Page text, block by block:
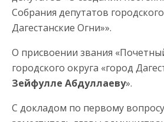
Собрания депутатов
Дагестанские Огни»».
О присвоении звания
городского округа «город
Зейфулле Абдуллаеву».
С докладом по первому